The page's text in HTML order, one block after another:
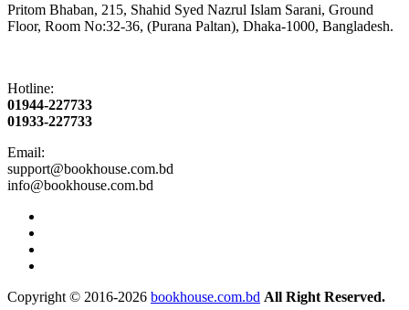
Pritom Bhaban, 215, Shahid Syed Nazrul Islam Sarani, Ground
Floor, Room No:32-36, (Purana Paltan), Dhaka-1000, Bangladesh.
Hotline:
01944-227733
01933-227733
Email:
support@bookhouse.com.bd
info@bookhouse.com.bd
Copyright © 2016-2026 bookhouse.com.bd All Right Reserved.